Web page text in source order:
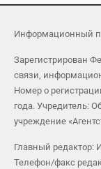
Информационный
Зарегистрирован
связи,
Номер о
года. Учредитель:
учреждение
Главный редактор:
Телефон/факс